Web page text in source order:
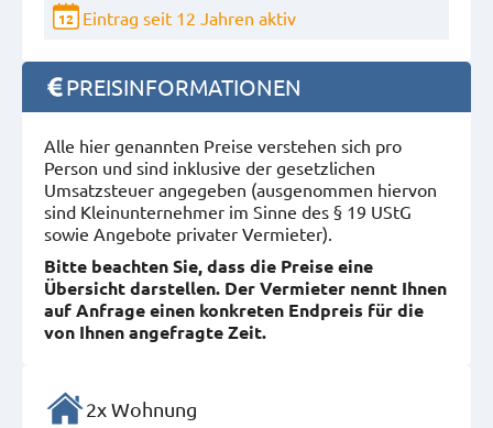
12 Eintrag seit 12 Jahren aktiv
PREISINFORMATIONEN
Alle hier genannten Preise verstehen sich pro
Person und sind inklusive der gesetzlichen
Umsatzsteuer angegeben (ausgenommen hiervon
sind Kleinunternehmer im Sinne des § 19 UStG
sowie Angebote privater Vermieter).
Bitte beachten Sie, dass die Preise eine
Übersicht darstellen. Der Vermieter nennt Ihnen
auf Anfrage einen konkreten Endpreis für die
von Ihnen angefragte Zeit.
2x Wohnung